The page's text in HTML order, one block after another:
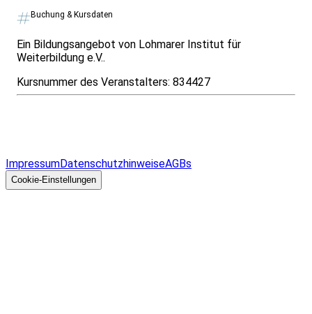
Buchung & Kursdaten
Ein Bildungsangebot von Lohmarer Institut für
Weiterbildung e.V..
Kursnummer des Veranstalters: 834427
ImpressumDatenschutzhinweiseAGBs
Cookie-Einstellungen